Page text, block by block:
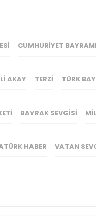
CUMHURIYET
AKAY TERZI TÜRK
BAYRAK SEVGISI
HABER VATAN